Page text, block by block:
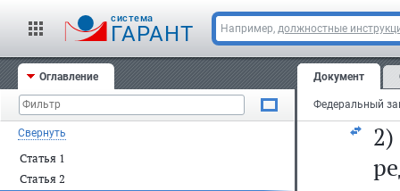
cистема
ГАРАНТ Например, должностные
Оглавление
Свернуть
Статья 1
Статья 2
Документ
1)